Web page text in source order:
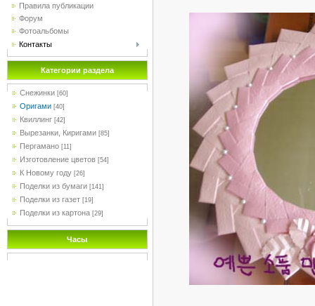
Правила публикации
Форум
Фотоальбомы
Контакты
Категории раздела
Снежинки [60]
Оригами [40]
Квиллинг [42]
Вырезанки, Киригами [85]
Пергамано [11]
Изготовление цветов [54]
К Новому году [26]
Поделки из бумаги [141]
Поделки из газет [19]
Поделки из картона [29]
Часы